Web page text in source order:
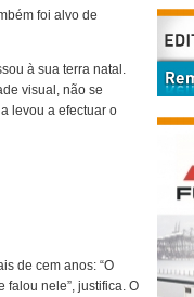
foi alvo de
à sua terra natal.
visual, não se
levou a efectuar o
de cem anos: “O
falou nele”, justifica. O